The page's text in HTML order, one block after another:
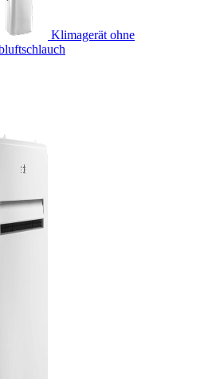
Klimagerät ohne